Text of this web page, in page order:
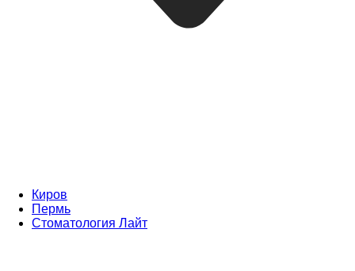
Киров
Пермь
Стоматология Лайт